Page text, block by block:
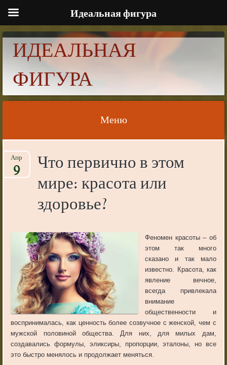
ИДЕАЛЬНАЯ
ФИГУРА
Меню
Skip to content
Что первично в этом
мире: красота или
здоровье?
Апр
9
Феномен красоты – об
этом так много
сказано и так мало
известно. Красота, как
явление вечное,
всегда привлекала
внимание
общественности и
воспринималась, как ценность более созвучное с женской, чем с
мужской половиной общества. Для них, для милых дам,
создавались формулы, эликсиры, пропорции, эталоны, но все
это быстро менялось и продолжает меняться.
Идеальная фигура